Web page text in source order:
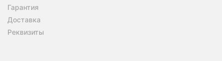
Гарантия
Доставка
Реквизиты